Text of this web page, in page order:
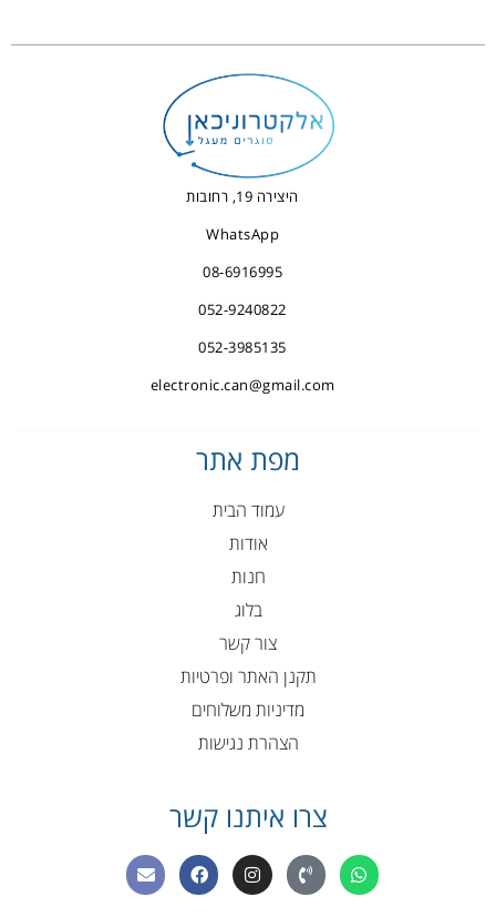
היצירה 19, רחובות
WhatsApp
08-6916995
052-9240822
052-3985135
electronic.can@gmail.com
מפת אתר
עמוד הבית
אודות
חנות
בלוג
צור קשר
תקנן האתר ופרטיות
מדיניות משלוחים
הצהרת נגישות
צרו איתנו קשר
W
h
a
P
h
o
I
n
s
F
a
c
E
n
v